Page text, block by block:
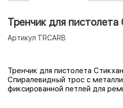
Тренчик для
Артикул TRCARB
Тренчик для пистолета
Спиралевидный трос с
фиксированной петлей для